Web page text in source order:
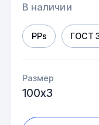
В наличии
PPs ГОСТ
Размер
100х3